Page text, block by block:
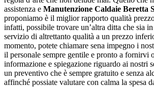
assistenza e Manutenzione Caldaie Beretta
proponiamo è il miglior rapporto qualità
infatti, possibile trovare un’altra ditta che sia
servizio di altrettanto qualità a un prezzo
momento, potete chiamare sena impegno i
il personale sempre gentile e pronto a fornirvi
informazione e spiegazione riguardo ai nostri
un preventivo che è sempre gratuito e senza
affinché possiate valutare con calma la spesa